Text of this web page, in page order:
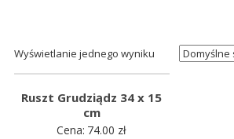
części
Produkujemy
Wyświetlanie jednego wyniku
Ruszt Grudziądz 34 x 15
cm
Cena: 74.00 zł